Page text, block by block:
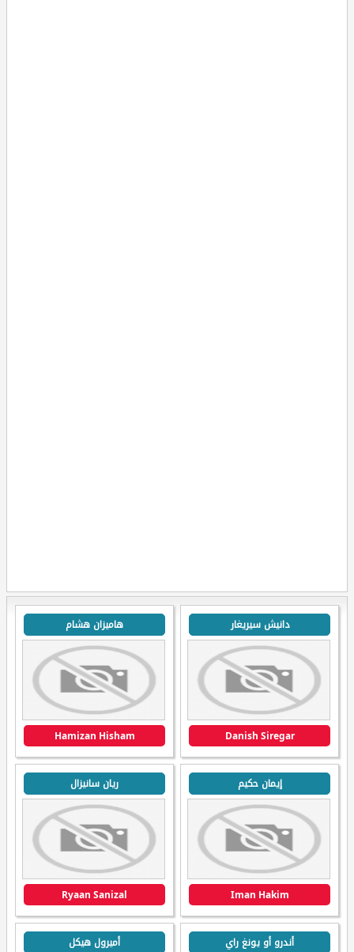
دانيش سيريغار
Danish Siregar
هاميزان هشام
Hamizan Hisham
إيمان حكيم
Iman Hakim
ريان سانيزال
Ryaan Sanizal
أندرو أو يونغ راي أميرول هيكل